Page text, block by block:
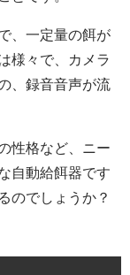
、一定量の餌が
様々で、カメラ
、録音音声が流
性格など、ニー
自動給餌器です
のでしょうか？